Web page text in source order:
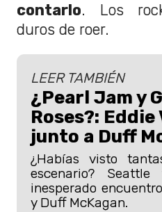
contarlo. Los
duros de roer.
LEER TAMBIÉN
¿Pearl Jam y
Roses?:
junto a Duff
¿Habías visto
escenario?
inesperado
y Duff McKagan.